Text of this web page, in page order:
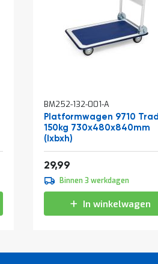
BM252-132-001-A
Platformwagen 9710
150kg 730x480x840mm
(lxbxh)
29,99
winkelwagen
Binnen 3 werkdagen
In winkelwagen